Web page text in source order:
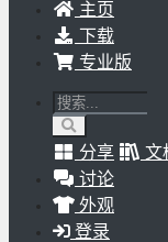
主页
下载
专业版
分享
文
讨论
外观
登录